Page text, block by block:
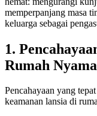
memperpanjang masa
keluarga sebagai
1.
Rumah
Pencahayaan yang
keamanan lansia di